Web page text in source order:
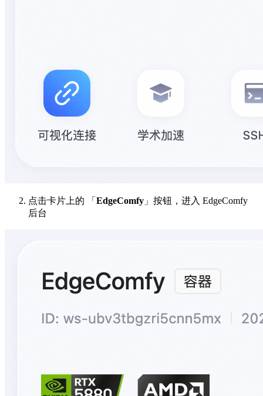
点击卡片上的 「 EdgeComfy 」按钮，进入 EdgeComfy
后台